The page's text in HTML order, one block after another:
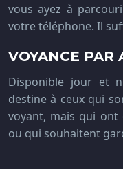
vous ayez à
votre téléphone. Il
VOYANCE PAR
Disponible jour et
destine à ceux qui
voyant, mais qui
ou qui souhaitent